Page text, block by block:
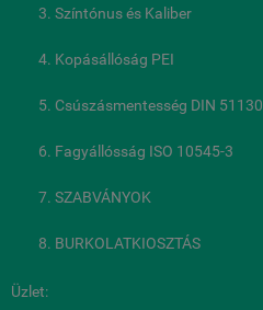
Színtónus és Kaliber
Kopásállóság PEI
Csúszásmentesség DIN 51130
Fagyállósság ISO 10545-3
SZABVÁNYOK
BURKOLATKIOSZTÁS
Üzlet: